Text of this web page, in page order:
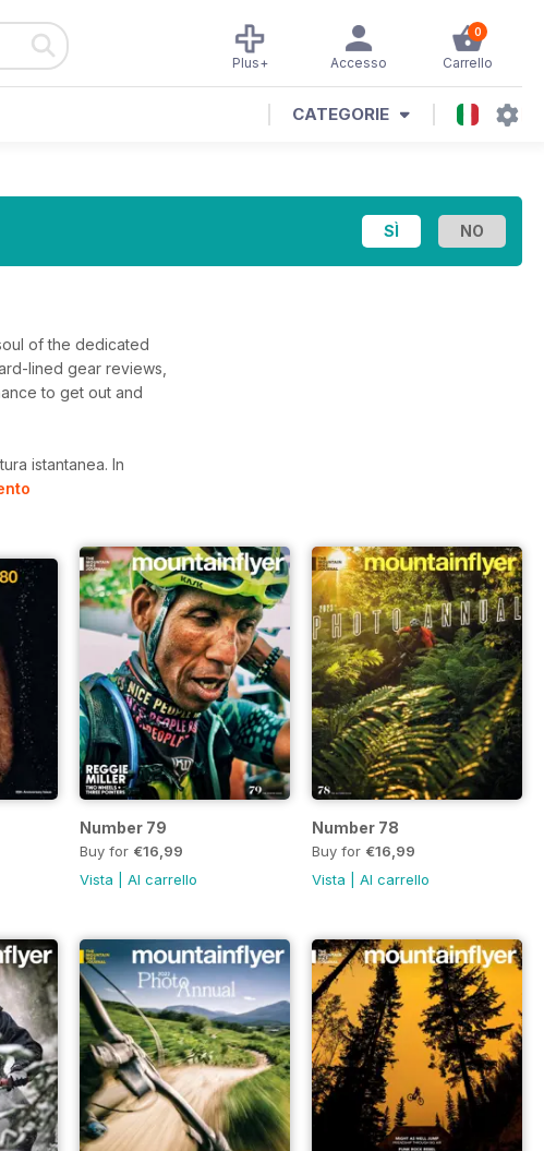
0
Carrello
Accesso
Plus+
CATEGORIE
of the dedicated
lined gear reviews,
to get out and
istantanea. In
Number 79
Buy for €16,99
Vista |Al carrello
Number 78
Buy for €16,99
Vista |Al carrello